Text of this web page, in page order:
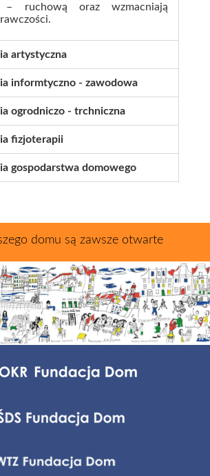
– ruchową oraz wzmacniają
artystyczna
informtyczno - zawodowa
ogrodniczo - trchniczna
fizjoterapii
gospodarstwa domowego
domu są zawsze otwarte